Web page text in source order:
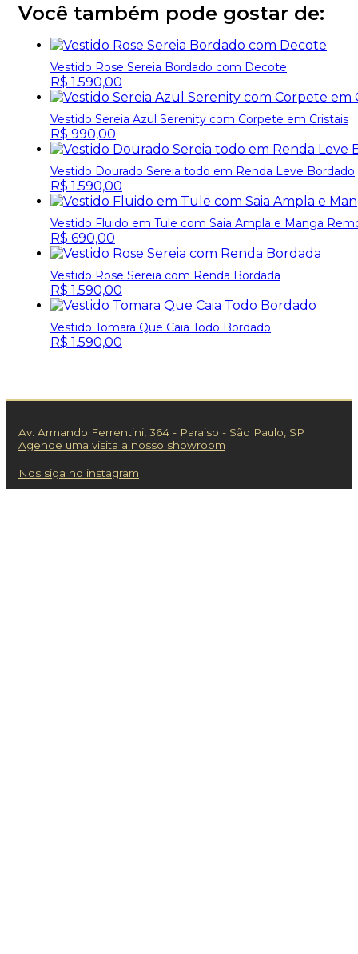
Você também pode gostar de:
Vestido Rose Sereia Bordado com Decote
R$ 1.590,00
Vestido Sereia Azul Serenity com Corpete em Cristais
R$ 990,00
Vestido Dourado Sereia todo em Renda Leve Bordado
R$ 1.590,00
Vestido Fluido em Tule com Saia Ampla e Manga
R$ 690,00
Vestido Rose Sereia com Renda Bordada
R$ 1.590,00
Vestido Tomara Que Caia Todo Bordado
R$ 1.590,00
Av. Armando Ferrentini, 364 - Paraiso - São Paulo, SP
Agende uma visita a nosso showroom
Nos siga no instagram